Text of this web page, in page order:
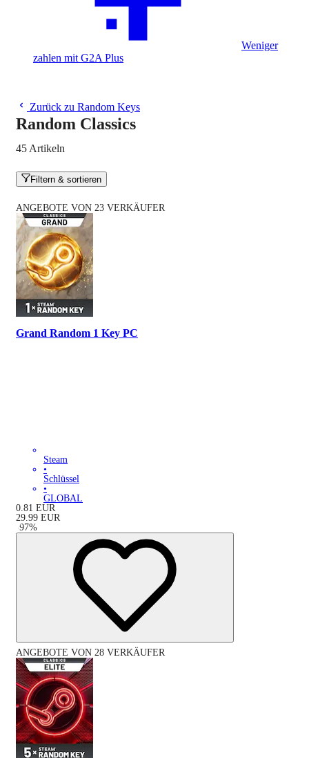
Weniger
zahlen mit G2A Plus
Zurück zu Random Keys
Random Classics
45 Artikeln
Filtern & sortieren
ANGEBOTE VON 23 VERKÄUFER
Grand Random 1 Key PC
Steam
•
Schlüssel
•
GLOBAL
0.81 EUR
29.99 EUR
-97%
ANGEBOTE VON 28 VERKÄUFER